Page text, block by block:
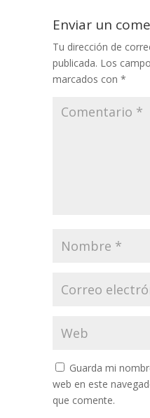
Enviar un
Tu dirección de
publicada. Los
marcados con *
Guarda mi
web en este
que comente.